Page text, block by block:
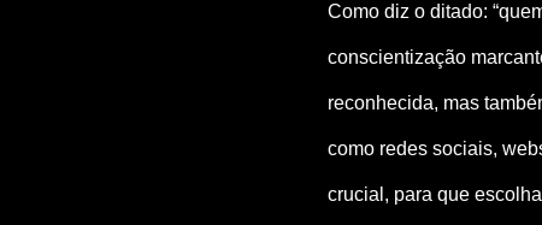
Como diz o ditado:
conscientização
reconhecida, mas
como redes sociais,
crucial, para que